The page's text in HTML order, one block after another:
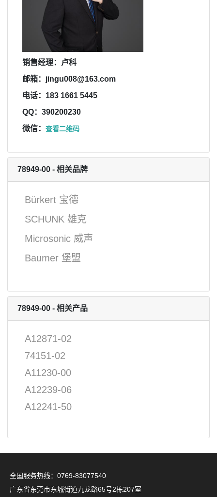
销售经理：卢科
邮箱：jingu008@163.com
电话：183 1661 5445
QQ：390200230
微信： 查看二维码
78949-00 - 相关品牌
Bürkert 宝德
SCHUNK 雄克
Microsonic 威声
Baumer 堡盟
78949-00 - 相关产品
A12871-02
74151-02
A11230-00
A12239-06
A12241-50
全国服务热线：0769-83077540
广东省东莞市东城街道九龙路65号2栋207室